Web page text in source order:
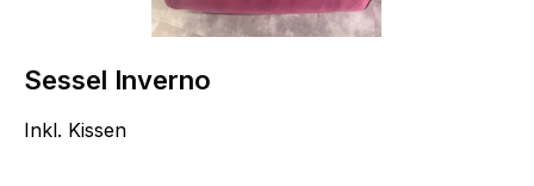
Sessel Inverno
Inkl. Kissen